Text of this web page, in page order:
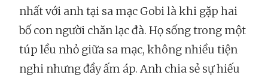
nhất với anh tại sa mạc Gobi là khi gặp hai
bố con người chăn lạc đà. Họ sống trong một
túp lều nhỏ giữa sa mạc, không nhiều tiện
nghi nhưng đầy ấm áp. Anh chia sẻ sự hiếu